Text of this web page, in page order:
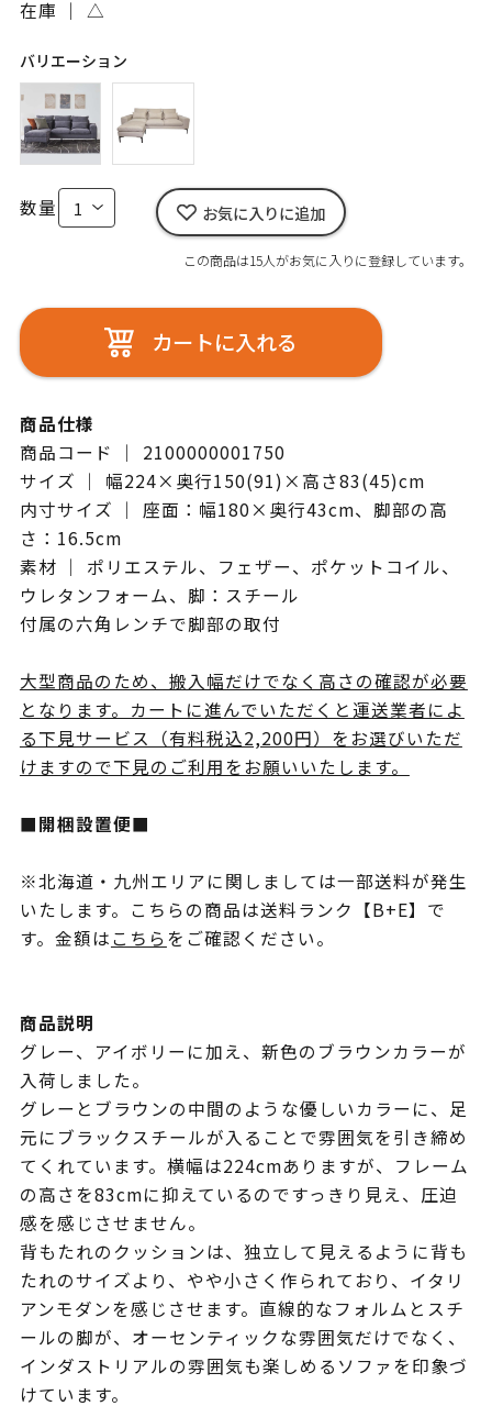
在庫 ｜ △
バリエーション
数量 お気に入りに追加
この商品は15人がお気に入りに登録しています。
カートに入れる
商品仕様
商品コード ｜ 2100000001750
サイズ ｜ 幅224×奥行150(91)×高さ83(45)cm
内寸サイズ ｜ 座面：幅180×奥行43cm、脚部の高
さ：16.5cm
素材 ｜ ポリエステル、フェザー、ポケットコイル、
ウレタンフォーム、脚：スチール
付属の六角レンチで脚部の取付
大型商品のため、搬入幅だけでなく高さの確認が必要
となります。カートに進んでいただくと運送業者によ
る下見サービス（有料税込2,200円）をお選びいただ
けますので下見のご利用をお願いいたします。
■開梱設置便■
※北海道・九州エリアに関しましては一部送料が発生
いたします。こちらの商品は送料ランク【B+E】で
す。金額はこちらをご確認ください。
商品説明
グレー、アイボリーに加え、新色のブラウンカラーが
入荷しました。
グレーとブラウンの中間のような優しいカラーに、足
元にブラックスチールが入ることで雰囲気を引き締め
てくれています。横幅は224cmありますが、フレーム
の高さを83cmに抑えているのですっきり見え、圧迫
感を感じさせません。
背もたれのクッションは、独立して見えるように背も
たれのサイズより、やや小さく作られており、イタリ
アンモダンを感じさせます。直線的なフォルムとスチ
ールの脚が、オーセンティックな雰囲気だけでなく、
インダストリアルの雰囲気も楽しめるソファを印象づ
けています。